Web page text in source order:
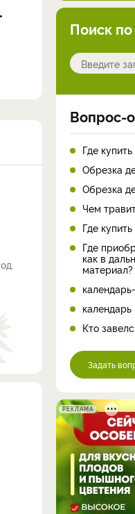
Поиск по
Вопрос-
Где
Обрезка
Обрезка
Чем
Где
Где
как в
материал?
календарь
Кто
Задать
РЕКЛАМА